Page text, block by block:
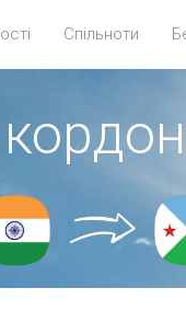
Спільноти